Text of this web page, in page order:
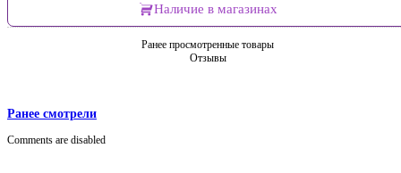
Наличие в магазинах
Ранее просмотренные товары
Отзывы
Ранее смотрели
Comments are disabled